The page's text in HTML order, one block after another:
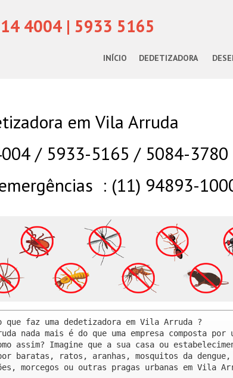
4004 | 5933 5165
INÍCIO DEDETIZADORA
em Vila Arruda
/ 5933-5165 / 5084-3780
: (11) 94893-
que faz uma dedetizadora em Vila Arruda ?
nada mais é do que uma empresa composta por
assim? Imagine que a sua casa ou
baratas, ratos, aranhas, mosquitos da dengue,
morcegos ou outras pragas urbanas em Vila